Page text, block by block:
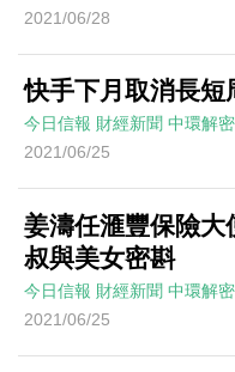
2021/06/28
快手下月取消長短
今日信報 財經新聞 中環解密
2021/06/25
姜濤任滙豐保險大
叔與美女密斟
今日信報 財經新聞 中環解密
2021/06/25